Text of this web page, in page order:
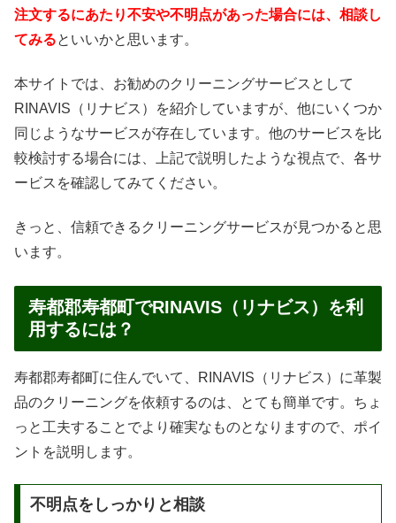
注文するにあたり不安や不明点があった場合には、相談し
てみるといいかと思います。
本サイトでは、お勧めのクリーニングサービスとして
RINAVIS（リナビス）を紹介していますが、他にいくつか
同じようなサービスが存在しています。他のサービスを比
較検討する場合には、上記で説明したような視点で、各サ
ービスを確認してみてください。
きっと、信頼できるクリーニングサービスが見つかると思
います。
寿都郡寿都町でRINAVIS（リナビス）を利
用するには？
寿都郡寿都町に住んでいて、RINAVIS（リナビス）に革製
品のクリーニングを依頼するのは、とても簡単です。ちょ
っと工夫することでより確実なものとなりますので、ポイ
ントを説明します。
不明点をしっかりと相談